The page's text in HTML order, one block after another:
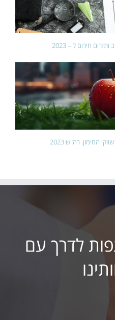
המימון. רה"ש 2023
לדרך עם